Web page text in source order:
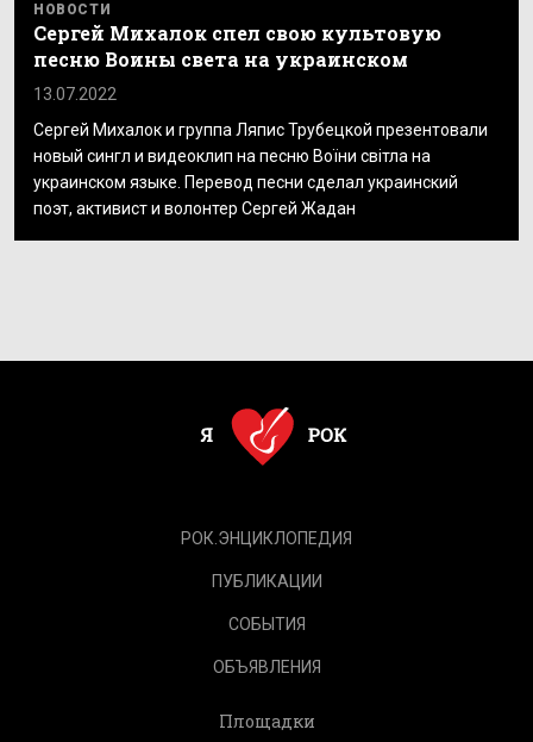
НОВОСТИ
Сергей Михалок спел свою культовую
песню Воины света на украинском
13.07.2022
Сергей Михалок и группа Ляпис Трубецкой презентовали
новый сингл и видеоклип на песню Воїни світла на
украинском языке. Перевод песни сделал украинский
поэт, активист и волонтер Сергей Жадан
РОК.ЭНЦИКЛОПЕДИЯ
ПУБЛИКАЦИИ
СОБЫТИЯ
ОБЪЯВЛЕНИЯ
Площадки